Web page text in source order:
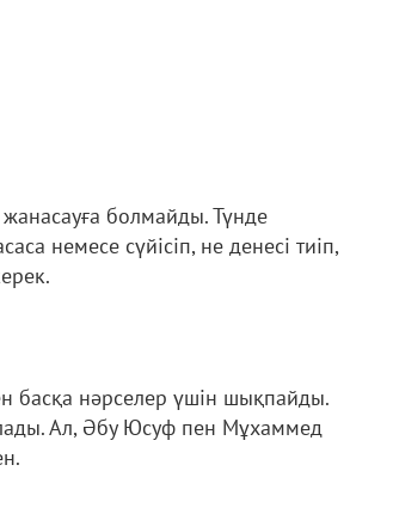
болмайды. Түнде
немесе сүйісіп, не денесі тиіп,
басқа нәрселер үшін шықпайды.
Ал, Әбу Юсуф пен Мұхаммед